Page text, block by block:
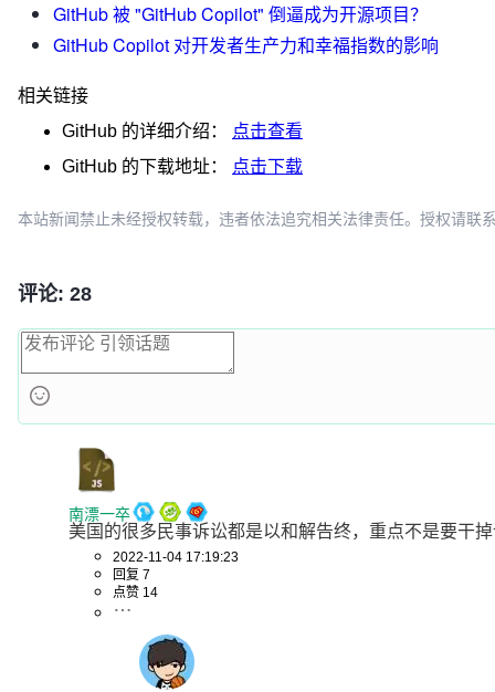
GitHub 被 "GitHub Copilot" 倒逼成为开源项目？
GitHub Copilot 对开发者生产力和幸福指数的影响
相关链接
GitHub 的详细介绍：
点击查看
GitHub 的下载地址： 点击下载
本站新闻禁止未经授权转载，违者依法追究相关法律责任。授权请联
评论: 28
南漂一卒
美国的很多民事诉讼都是以和解告终，重点不是要干
2022-11-04 17:19:23
回复 7
点赞 14